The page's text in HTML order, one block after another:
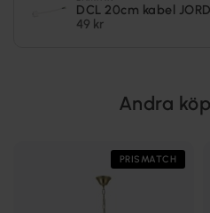
DCL 20cm kabel
49 kr
Andra
PRISMATCH